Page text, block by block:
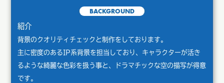
BACKGROUND
紹介
背景のクオリティチェックと制作をしております。
主に密度のあるIP系背景を担当しており、キャラクターが活き
るような綺麗な色彩を扱う事と、ドラマチックな空の描写が得意
です。